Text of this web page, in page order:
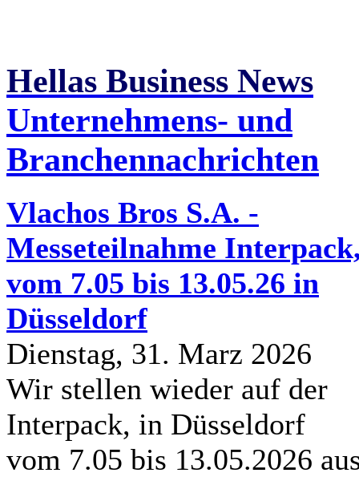
Hellas Business News
Unternehmens- und
Branchennachrichten
Vlachos Bros S.A. -
Messeteilnahme
vom 7.05 bis 13.05.26 in
Düsseldorf
Dienstag, 31. Marz 2026
Wir stellen wieder auf der
Interpack, in Düsseldorf
vom 7.05 bis 13.05.2026